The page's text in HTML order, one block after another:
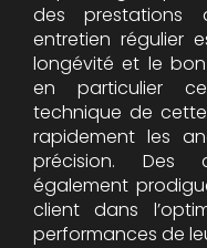
des prestations
entretien régulier
longévité et le
en particulier
technique de
rapidement les
précision. Des
également
client dans
performances de